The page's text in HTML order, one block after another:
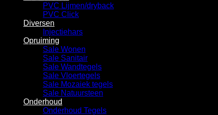
PVC Lijmen/dryback
PVC Click
Diversen
Injectiehars
Opruiming
Sale Wonen
Sale Sanitair
Sale Wandtegels
Sale Vloertegels
Sale Mozaiek tegels
Sale Natuursteen
Onderhoud
Onderhoud Tegels